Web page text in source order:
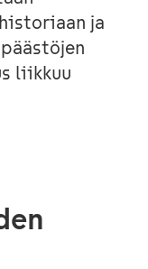
ja
liikkuu